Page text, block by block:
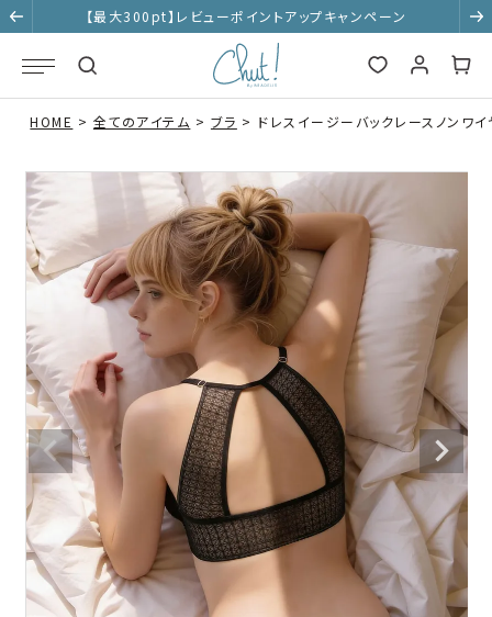
【最大300pt】レビューポイントアップキャンペーン
HOME 全てのアイテム ブラ ドレスイージーバックレースノンワ